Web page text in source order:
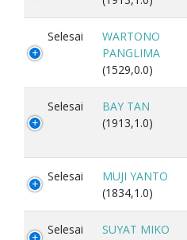
Selesai
WARTONO
PANGLIMA
(1529,0.0)
Selesai
BAY TAN
(1913,1.0)
Selesai
MUJI YANTO
(1834,1.0)
Selesai
SUYAT MIKO